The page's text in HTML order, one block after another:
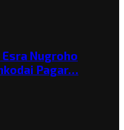
Nugroho
Pagar…